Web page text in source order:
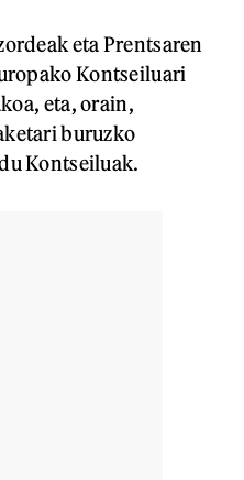
eta Prentsaren
Kontseiluari
eta, orain,
buruzko
Kontseiluak.